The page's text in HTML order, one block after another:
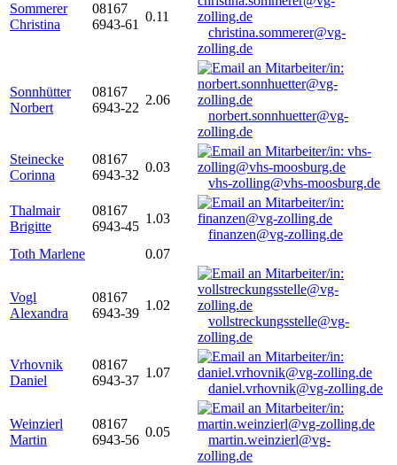
Sommerer
Christina
08167
6943-61
0.11
christina.sommerer@vg-
zolling.de
Sonnhütter
Norbert
08167
6943-22
2.06
norbert.sonnhuetter@vg-
zolling.de
Steinecke
Corinna
08167
6943-32
0.03
vhs-zolling@vhs-moosburg.de
Thalmair
Brigitte
08167
6943-45
1.03
finanzen@vg-zolling.de
Toth Marlene
0.07
Vogl
Alexandra
08167
6943-39
1.02
vollstreckungsstelle@vg-
zolling.de
Vrhovnik
Daniel
08167
6943-37
1.07
daniel.vrhovnik@vg-zolling.de
Weinzierl
Martin
08167
6943-56
0.05
martin.weinzierl@vg-
zolling.de